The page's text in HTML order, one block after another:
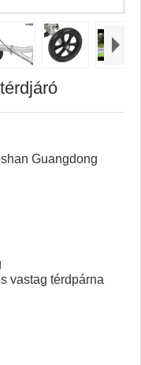
Guangdong
vastag térdpárna